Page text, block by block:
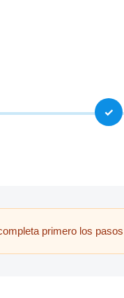
✓
primero los